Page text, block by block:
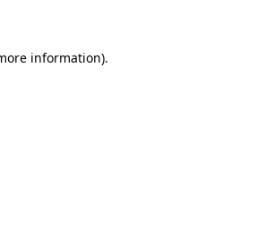
information).